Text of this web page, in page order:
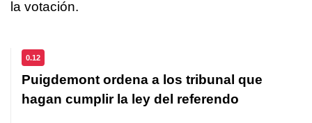
la votación.
0.12
Puigdemont ordena a los tribunal que
hagan cumplir la ley del referendo